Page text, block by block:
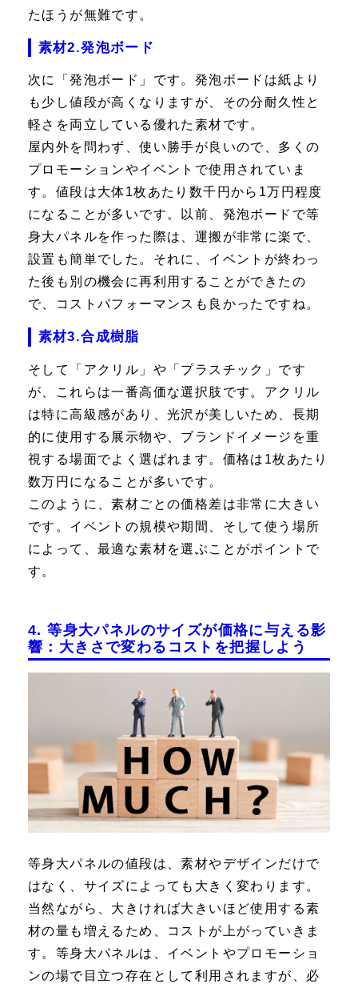
たほうが無難です。
素材2.発泡ボード
次に「発泡ボード」です。発泡ボードは紙より
も少し値段が高くなりますが、その分耐久性と
軽さを両立している優れた素材です。
屋内外を問わず、使い勝手が良いので、多くの
プロモーションやイベントで使用されていま
す。値段は大体1枚あたり数千円から1万円程度
になることが多いです。以前、発泡ボードで等
身大パネルを作った際は、運搬が非常に楽で、
設置も簡単でした。それに、イベントが終わっ
た後も別の機会に再利用することができたの
で、コストパフォーマンスも良かったですね。
素材3.合成樹脂
そして「アクリル」や「プラスチック」です
が、これらは一番高価な選択肢です。アクリル
は特に高級感があり、光沢が美しいため、長期
的に使用する展示物や、ブランドイメージを重
視する場面でよく選ばれます。価格は1枚あたり
数万円になることが多いです。
このように、素材ごとの価格差は非常に大きい
です。イベントの規模や期間、そして使う場所
によって、最適な素材を選ぶことがポイントで
す。
4. 等身大パネルのサイズが価格に与える影
響：大きさで変わるコストを把握しよう
等身大パネルの値段は、素材やデザインだけで
はなく、サイズによっても大きく変わります。
当然ながら、大きければ大きいほど使用する素
材の量も増えるため、コストが上がっていきま
す。等身大パネルは、イベントやプロモーショ
ンの場で目立つ存在として利用されますが、必